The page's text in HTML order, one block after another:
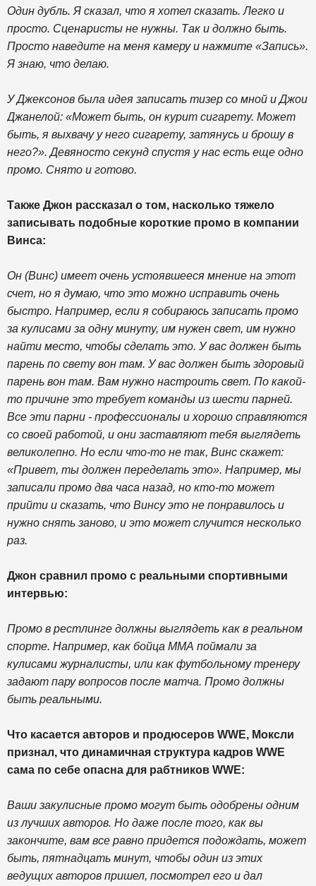
Один дубль. Я сказал, что я хотел сказать. Легко и
просто. Сценаристы не нужны. Так и должно быть.
Просто наведите на меня камеру и нажмите «Запись».
Я знаю, что делаю.
У Джексонов была идея записать тизер со мной и Джои
Джанелой: «Может быть, он курит сигарету. Может
быть, я выхвачу у него сигарету, затянусь и брошу в
него?». Девяносто секунд спустя у нас есть еще одно
промо. Снято и готово.
Также Джон рассказал о том, насколько тяжело
записывать подобные короткие промо в компании
Винса:
Он (Винс) имеет очень устоявшееся мнение на этот
счет, но я думаю, что это можно исправить очень
быстро. Например, если я собираюсь записать промо
за кулисами за одну минуту, им нужен свет, им нужно
найти место, чтобы сделать это. У вас должен быть
парень по свету вон там. У вас должен быть здоровый
парень вон там. Вам нужно настроить свет. По какой-
то причине это требует команды из шести парней.
Все эти парни - профессионалы и хорошо справляются
со своей работой, и они заставляют тебя выглядеть
великолепно. Но если что-то не так, Винс скажет:
«Привет, ты должен переделать это». Например, мы
записали промо два часа назад, но кто-то может
прийти и сказать, что Винсу это не понравилось и
нужно снять заново, и это может случится несколько
раз.
Джон сравнил промо с реальными спортивными
интервью:
Промо в рестлинге должны выглядеть как в реальном
спорте. Например, как бойца ММА поймали за
кулисами журналисты, или как футбольному тренеру
задают пару вопросов после матча. Промо должны
быть реальными.
Что касается авторов и продюсеров WWE, Моксли
признал, что динамичная структура кадров WWE
сама по себе опасна для рабтников WWE:
Ваши закулисные промо могут быть одобрены одним
из лучших авторов. Но даже после того, как вы
закончите, вам все равно придется подождать, может
быть, пятнадцать минут, чтобы один из этих
ведущих авторов пришел, посмотрел его и дал